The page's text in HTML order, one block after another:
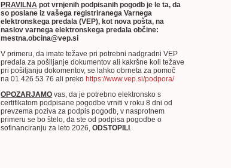
PRAVILNA pot vrnjenih podpisanih pogodb je le ta, da
so poslane iz vašega registriranega Varnega
elektronskega predala (VEP), kot nova pošta, na
naslov varnega elektronskega predala občine:
mestna.obcina@vep.si
V primeru, da imate težave pri potrebni nadgradni VEP
predala za pošiljanje dokumentov ali kakršne koli težave
pri pošiljanju dokomentov, se lahko obrneta za pomoč
na01 426 53 76 ali preko https://www.vep.si/podpora/
OPOZARJAMO vas, da je potrebno elektronsko s
certifikatom podpisane pogodbe vrniti v roku 8 dni od
prevzema poziva za podpis pogodb, v nasprotnem
primeru se bo štelo, da ste od podpisa pogodbe o
sofinanciranju za leto 2026,ODSTOPILI .